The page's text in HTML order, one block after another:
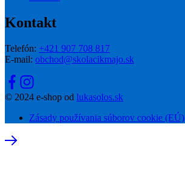
Kontakt
Telefón: +421 907 708 817
E-mail: obchod@skolacikmajo.sk
© 2024 e-shop od lukasolos.sk
Zásady používania súborov cookie (EÚ)